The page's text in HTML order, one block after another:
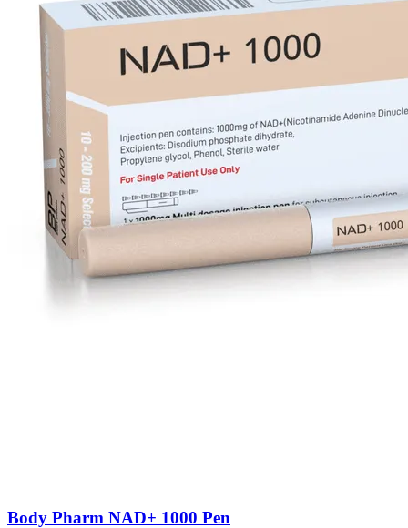
Body Pharm NAD+ 1000 Pen